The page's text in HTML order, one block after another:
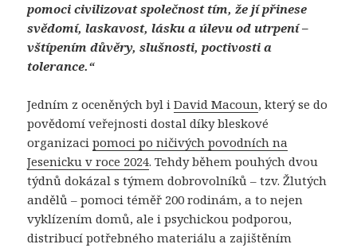
pomoci civilizovat společnost tím, že jí přinese
svědomí, laskavost, lásku a úlevu od utrpení –
vštípením důvěry, slušnosti, poctivosti a
tolerance.“
Jedním z oceněných byl iDavid Macoun, který se do
povědomí veřejnosti dostal díky bleskové
organizacipomoci po ničivých povodních na
Jesenicku v roce 2024. Tehdy během pouhých dvou
týdnů dokázal s týmem dobrovolníků – tzv. Žlutých
andělů – pomoci téměř 200 rodinám, a to nejen
vyklízením domů, ale i psychickou podporou,
distribucí potřebného materiálu a zajištěním